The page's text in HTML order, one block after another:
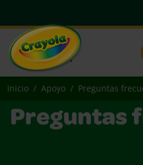
Inicio Apoyo Preguntas
Preguntas